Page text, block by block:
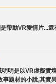
帶動VR愛情片...還
明明是以VR虛擬實
事題材的小說,其實